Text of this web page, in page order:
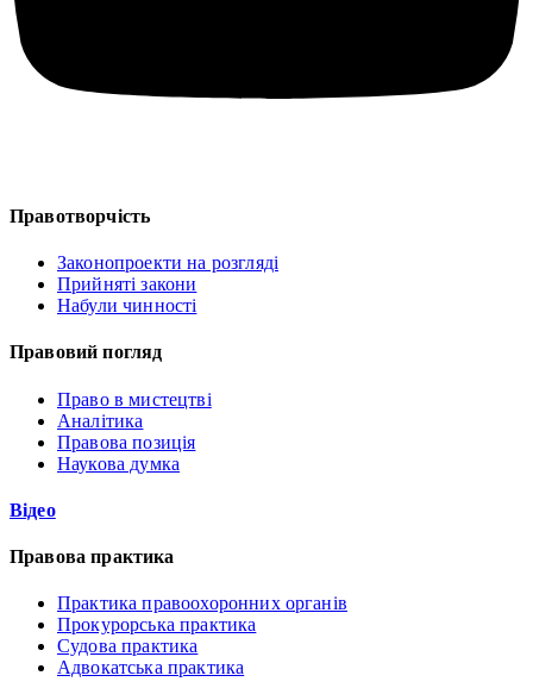
Правотворчість
Законопроекти на розгляді
Прийняті закони
Набули чинності
Правовий погляд
Право в мистецтві
Аналітика
Правова позиція
Наукова думка
Відео
Правова практика
Практика правоохоронних органів
Прокурорська практика
Судова практика
Адвокатська практика